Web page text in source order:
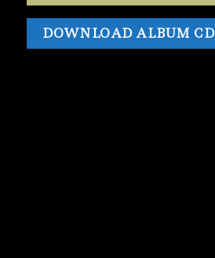
DOWNLOAD ALBUM CD